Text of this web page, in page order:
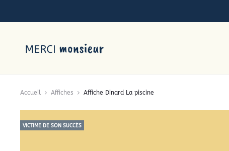
Accueil Affiches Affiche Dinard La piscine
VICTIME DE SON SUCCÈS